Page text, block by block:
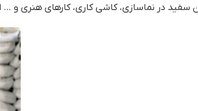
سفید در نماسازی، کاشی کاری، کارهای هنری و